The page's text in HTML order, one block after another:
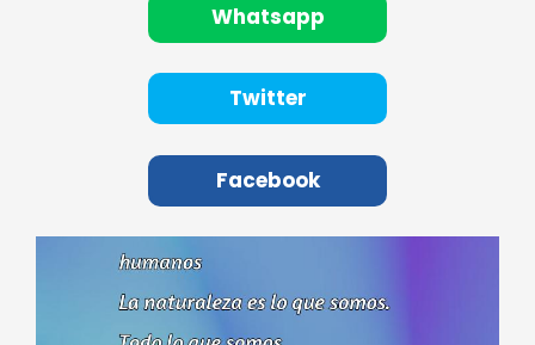
Whatsapp
Twitter
Facebook